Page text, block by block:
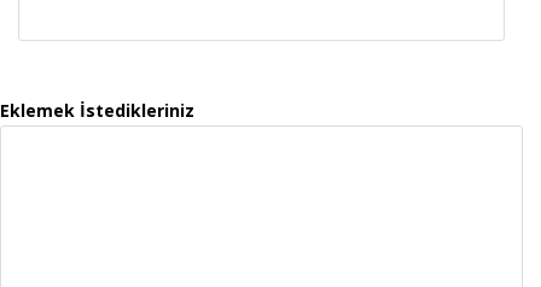
Eklemek İstedikleriniz